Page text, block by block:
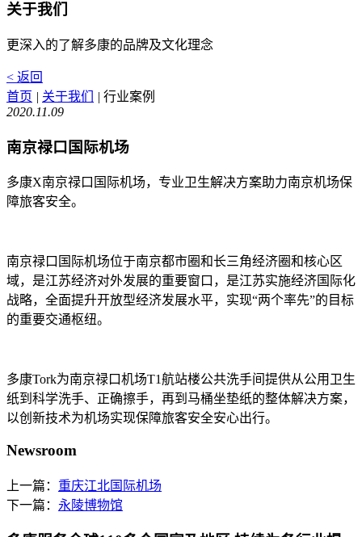
关于我们
更深入的了解多康的品牌及文化理念
< 返回
首页 | 关于我们 | 行业案例
2020.11.09
南京禄口国际机场
多康X南京禄口国际机场，专业卫生解决方案助力南京机场保
障旅客安全。
南京禄口国际机场位于南京都市圈和长三角经济圈和核心区
域，是江苏经济对外发展的重要窗口，是江苏实施经济国际化
战略，全面提升开放型经济发展水平，实现“两个率先”的目标
的重要交通枢纽。
多康Tork为南京禄口机场T1航站楼公共洗手间提供从公用卫生
纸到科学洗手、正确擦手，再到马桶坐垫纸的整体解决方案，
以创新技术为机场实现保障旅客安全安心出行。
Newsroom
上一篇： 重庆江北国际机场
下一篇： 永陵博物馆